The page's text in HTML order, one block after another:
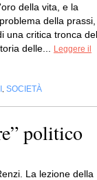
della vita, e la
della prassi,
una critica tronca del
delle...
Leggere il
SOCIETÀ
politico
La lezione della